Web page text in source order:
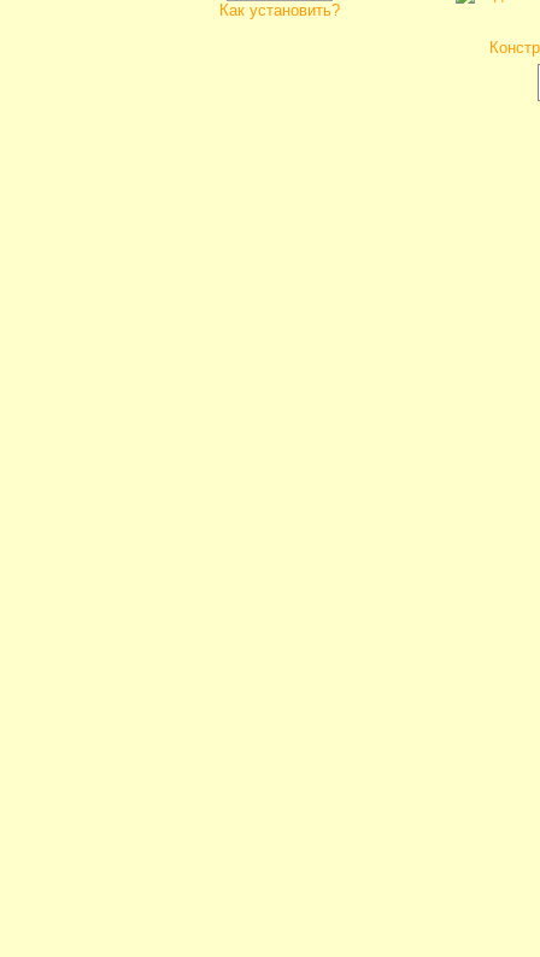
Как установить?